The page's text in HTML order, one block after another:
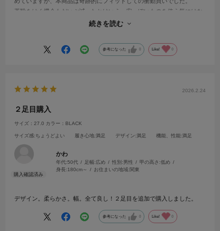
革靴をはく機会もだいぶ減ったとはいえ、安っぽいものを使う気にはな
れず、見栄えにも少しはこだわりたい、そんな私にはぴったりの靴でし
続きを読む
参考になった 0 Like! 0
2026.2.24
２足目購入
サイズ：27.0 カラー：BLACK
サイズ感:ちょうどよい 履き心地:満足 デザイン:満足 機能、性能:満足
かわ
年代:50代 足幅:広め 性別:男性 甲の高さ:低め
身長:180cm～ お住まいの地域:関東
デザイン。柔らかさ。幅。全て良し！２足目を追加で購入しました。
参考になった 0 Like! 0